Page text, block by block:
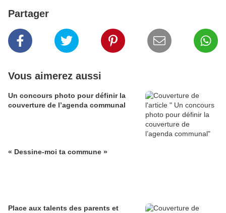
Partager
Vous aimerez aussi
Un concours photo pour définir la
couverture de l’agenda communal
« Dessine-moi ta commune »
Place aux talents des parents et